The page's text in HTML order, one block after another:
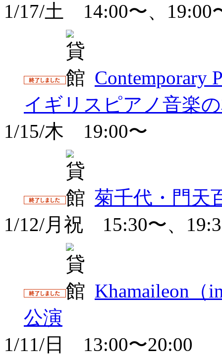
1/17/土 14:00〜、19:00
Contemporary
イギリスピアノ音楽
1/15/木 19:00〜
菊千代・門天
1/12/月祝 15:30〜、
Khamaileon（
公演
1/11/日 13:00〜20:00